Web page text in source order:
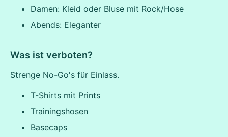
Damen: Kleid oder Bluse mit Rock/Hose
Abends: Eleganter
Was ist verboten?
Strenge No-Go's für Einlass.
T-Shirts mit Prints
Trainingshosen
Basecaps